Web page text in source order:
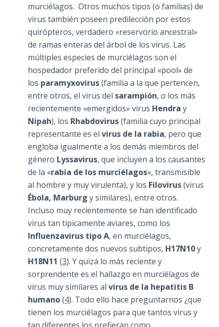
murciélagos. Otros muchos tipos (o familias) de
virus también poseen predilección por estos
quirópteros, verdadero «reservorio ancestral»
de ramas enteras del árbol de los virus. Las
múltiples especies de murciélagos son el
hospedador preferido del principal «pool» de
los paramyxovirus(familia a la que pertencen,
entre otros, el virus del sarampión, o los más
recientemente «emergidos» virus Hendra y
Nipah), los Rhabdovirus(familia cuyo principal
representante es el virus de la rabia, pero que
engloba igualmente a los demás miembros del
género Lyssavirus, que incluyen a los causantes
de la «rabia de los murciélagos«, transmisible
al hombre y muy virulenta), y los Filovirus(virus
Ébola, Marburg y similares), entre otros.
Incluso muy recientemente se han identificado
virus tan típicamente aviares, como los
Influenzavirus tipo A, en murciélagos,
concretamente dos nuevos subtipos, H17N10y
H18N11 (3). Y quizá lo más reciente y
sorprendente es el hallazgo en murciélagos de
virus muy similares al virus de la hepatitis B
humano(4). Todo ello hace preguntarnos ¿que
tienen los murciélagos para que tantos virus y